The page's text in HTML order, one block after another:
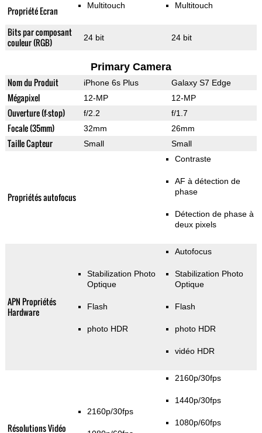
Propriété Ecran Multitouch Multitouch
Bits par composant
couleur (RGB)
24 bit 24 bit
Primary Camera
Nom du Produit iPhone 6s Plus Galaxy S7 Edge
Mégapixel 12-MP 12-MP
Ouverture (f-stop) f/2.2 f/1.7
Focale (35mm) 32mm 26mm
Taille Capteur Small Small
Propriétés autofocus
Contraste
AF à détection de
phase
Détection de phase à
deux pixels
APN Propriétés
Hardware
Stabilization Photo
Optique
Flash
photo HDR
Autofocus
Stabilization Photo
Optique
Flash
photo HDR
vidéo HDR
Résolutions Vidéo
2160p/30fps
2160p/30fps
1440p/30fps
1080p/60fps